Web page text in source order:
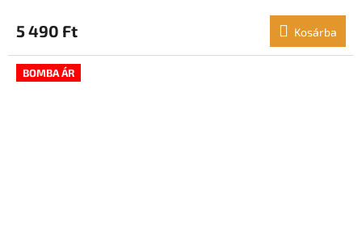
5 490 Ft Kosárba
BOMBA ÁR